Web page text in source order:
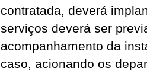
contratada, deverá
serviços deverá ser
acompanhamento da
caso, acionando os